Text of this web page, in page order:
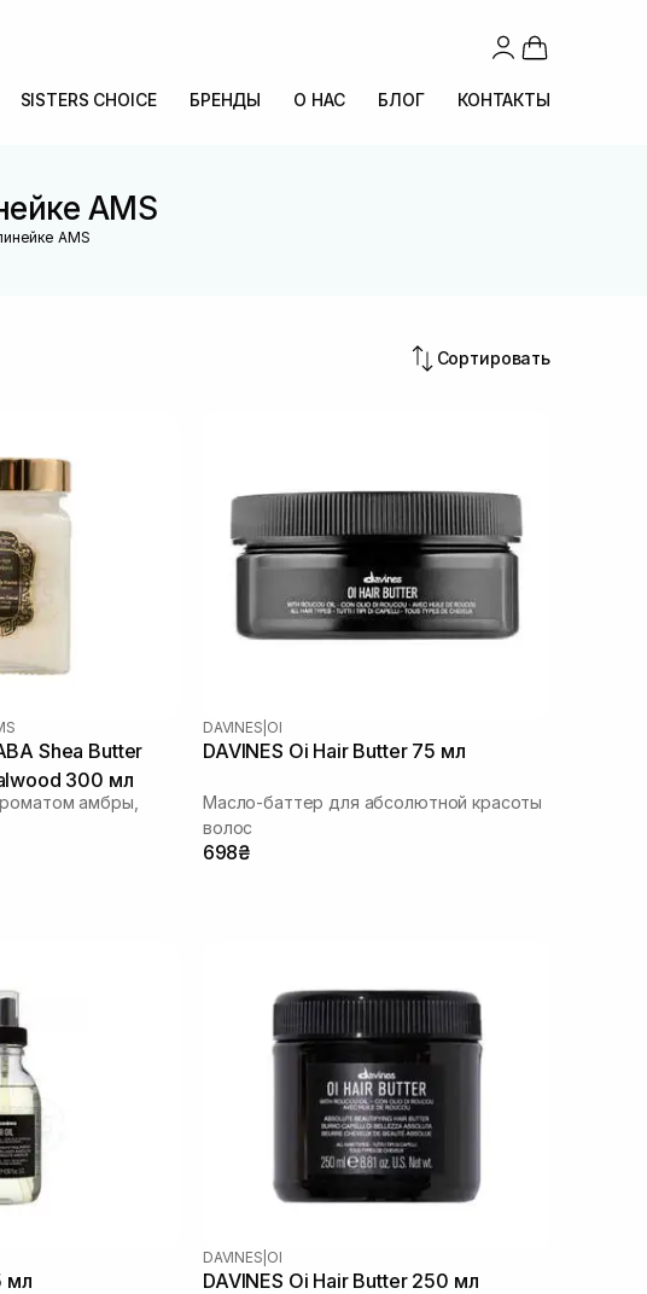
SISTERS CHOICE БРЕНДЫ О НАС БЛОГ КОНТАКТЫ
AMS
AMS
Сортировать
Shea Butter
300 мл
амбры,
DAVINES OI
DAVINES Oi Hair Butter 75 мл
Масло-баттер для абсолютной красоты
волос
698₴
мл
DAVINES OI
DAVINES Oi Hair Butter 250 мл